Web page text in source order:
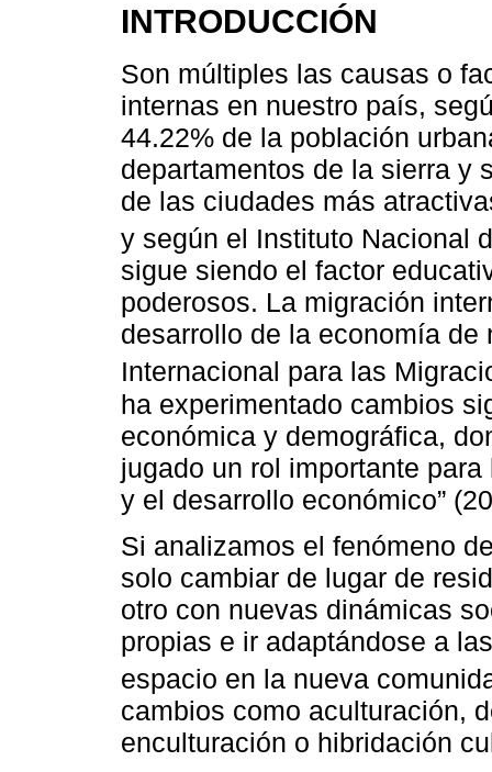
INTRODUCCIÓN
Son múltiples las causas o
internas en nuestro país,
44.22% de la población
departamentos de la sierra y
de las ciudades más
y según el Instituto Nacional
sigue siendo el factor
poderosos. La migración
desarrollo de la economía
Internacional para las
ha experimentado cambios
económica y demográfica,
jugado un rol importante
y el desarrollo económico”
Si analizamos el fenómeno
solo cambiar de lugar de
otro con nuevas dinámicas
propias e ir adaptándose a
espacio en la nueva
cambios como aculturación,
enculturación o hibridación